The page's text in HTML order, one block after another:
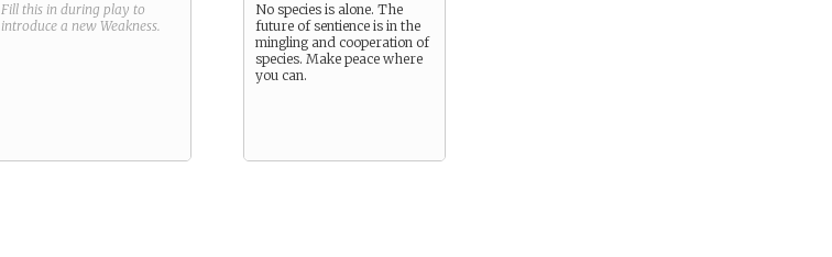
Fill this in during play to
introduce a new Weakness.
No species is alone. The
future of sentience is in the
mingling and cooperation of
species. Make peace where
you can.